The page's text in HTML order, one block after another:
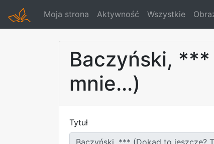
Moja strona Aktywność Wszystkie
Baczyński, ***
mnie...)
Tytuł